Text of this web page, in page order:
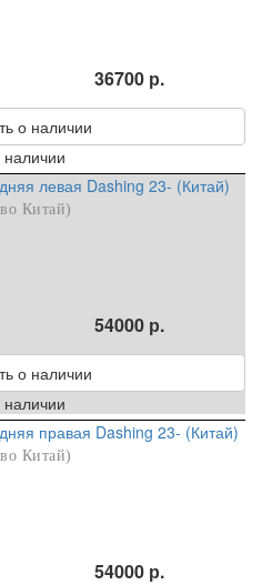
36700 р.
о наличии
наличии
левая Dashing 23- (Китай)
Китай)
54000 р.
о наличии
наличии
правая Dashing 23- (Китай)
Китай)
54000 р.